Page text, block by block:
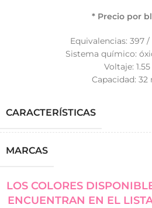
* Precio por
Equivalencias: 397 /
Sistema químico:
Voltaje: 1.55
Capacidad: 32
CARACTERÍSTICAS
MARCAS
LOS COLORES
ENCUENTRAN EN EL